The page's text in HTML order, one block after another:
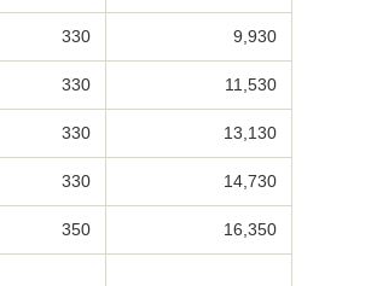
330 9,930
330 11,530
330 13,130
330 14,730
350 16,350